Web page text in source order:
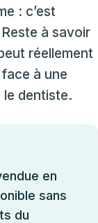
: c’est
à savoir
réellement
à une
le dentiste.
en
sans
du